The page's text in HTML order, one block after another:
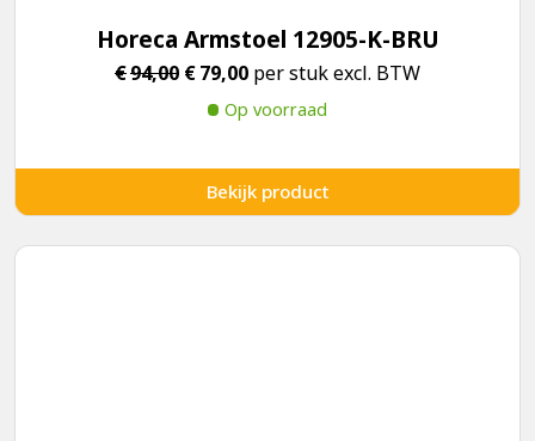
Horeca Armstoel 12905-K-BRU
€94,00 Oorspronkelijke
prijs
€79,00Huidige
prijs
per stuk excl. BTW
Op voorraad
Bekijk product